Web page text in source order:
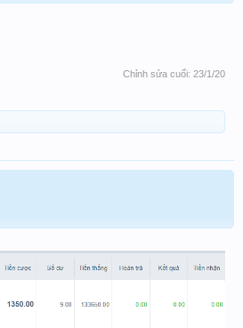
Chỉnh sửa cuối: 23/1/20